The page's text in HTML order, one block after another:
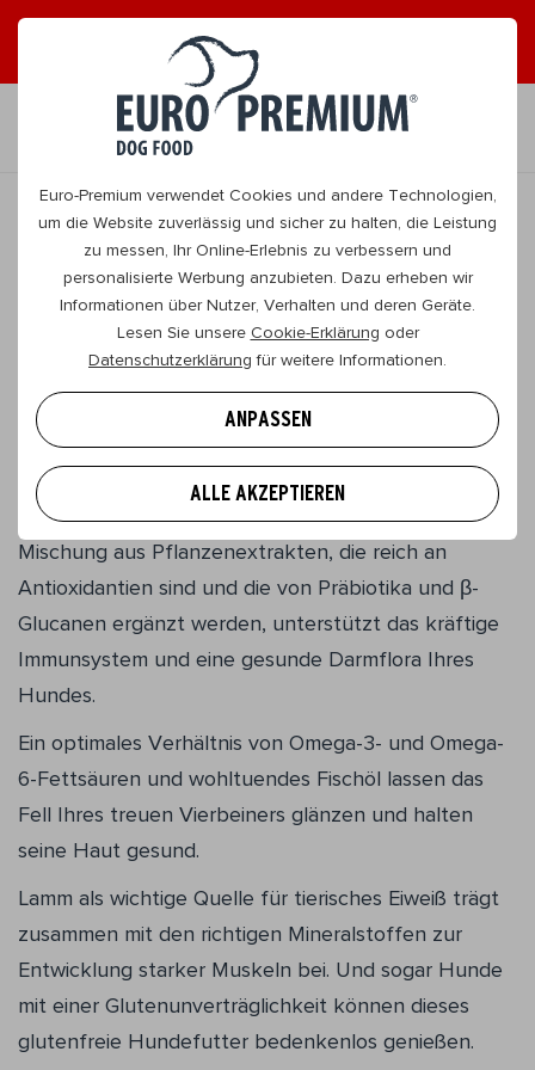
Euro-Premium verwendet Cookies und andere Technologien,
um die Website zuverlässig und sicher zu halten, die Leistung
zu messen, Ihr Online-Erlebnis zu verbessern und
personalisierte Werbung anzubieten. Dazu erheben wir
Informationen über Nutzer, Verhalten und deren Geräte.
Lesen Sie unsere Cookie-Erklärung oder
Datenschutzerklärung für weitere Informationen.
ANPASSEN
ALLE AKZEPTIEREN
DE
Small Adult
Lamb & Rice
Klein | Erwachsen
Dieses energiereiche Futter wurde speziell für
Hunde entwickelt, die lieber kleinere Stückchen
Trockenfutter mögen. Der Zusatz einer einzigartigen
Mischung aus Pflanzenextrakten, die reich an
Antioxidantien sind und die von Präbiotika und β-
Glucanen ergänzt werden, unterstützt das kräftige
Immunsystem und eine gesunde Darmflora Ihres
Hundes.
Ein optimales Verhältnis von Omega-3- und Omega-
6-Fettsäuren und wohltuendes Fischöl lassen das
Fell Ihres treuen Vierbeiners glänzen und halten
seine Haut gesund.
Lamm als wichtige Quelle für tierisches Eiweiß trägt
zusammen mit den richtigen Mineralstoffen zur
Entwicklung starker Muskeln bei. Und sogar Hunde
mit einer Glutenunverträglichkeit können dieses
glutenfreie Hundefutter bedenkenlos genießen.